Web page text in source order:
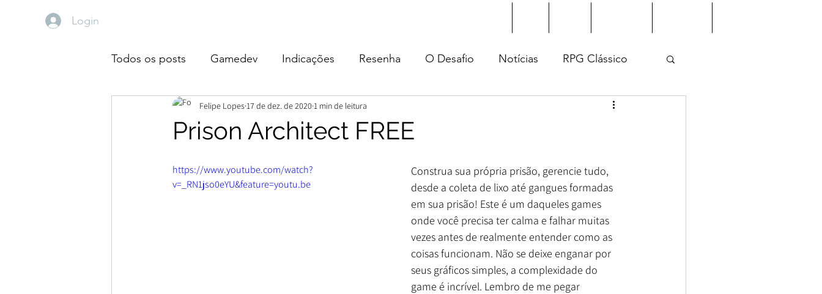
Login
Todos os posts Gamedev Indicações Resenha O Desafio Notícias RPG Clássico
Devaneios Diário de Leitura
Prison Architect FREE
Felipe Lopes 17 de dez. de 2020 1 min de leitura
https://www.youtube.com/watch?
v=_RN1jso0eYU&feature=youtu.be
Construa sua própria prisão, gerencie tudo,
desde a coleta de lixo até gangues formadas
em sua prisão! Este é um daqueles games
onde você precisa ter calma e falhar muitas
vezes antes de realmente entender como as
coisas funcionam. Não se deixe enganar por
seus gráficos simples, a complexidade do
game é incrível. Lembro de me pegar